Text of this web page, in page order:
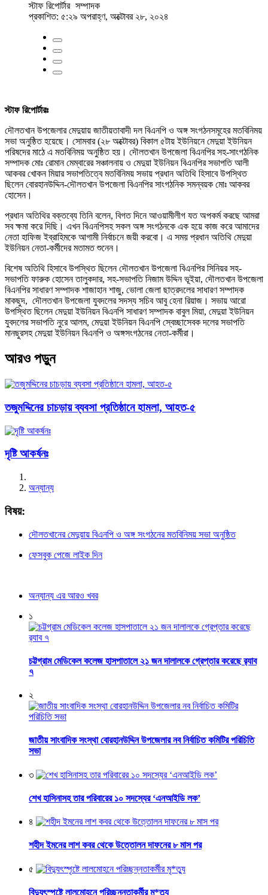
স্টাফ রিপোর্টার সম্পাদক
প্রকাশিত: ৫:২৯ অপরাহ্ণ, অক্টোবর ২৮, ২০২৪
স্টাফ রিপোর্টারঃ
দৌলতখান উপজেলার মেদুয়ায় জাতীয়তাবাদী দল বিএনপি ও অঙ্গ সংগঠনসমূহের মতবিনিময়
সভা অনুষ্ঠিত হয়েছে। সোমবার (২৮ অক্টোবর) বিকাল ৫টায় ইউনিয়নে মেদুয়া ইউনিয়ন
পরিষদের মাঠে এ মতবিনিময় অনুষ্ঠিত হয়। দৌলতখান উপজেলা বিএনপির সহ-সাংগঠনিক
সম্পাদক মোঃ রোমান মেম্বারের সঞ্চালনায় ও মেদুয়া ইউনিয়ন বিএনপির সভাপতি আলী
আকবর খোকন মিয়ার সভাপতিত্বে মতবিনিময় সভায় প্রধান অতিথি হিসাবে উপস্থিত
ছিলেন বোরহানউদ্দিন-দৌলতখান উপজেলা বিএনপির সাংগঠনিক সমন্বয়ক মোঃ আকবর
হোসেন।
প্রধান অতিথির বক্তব্যে তিনি বলেন, বিগত দিনে আওয়ামীলীগ যত অপকর্ম করছে আমরা
সব ক্ষমা করে দিছি। এখন বিএনপিসহ সকল অঙ্গ সংগঠনকে এক হয়ে কাজ করে আমাদের
নেতা হাফিজ ইব্রাহিমকে আগামী নির্বাচনে জয়ী করবো। এ সময় প্রধান অতিথি মেদুয়া
ইউনিয়ন নেতা-কর্মীদের মতামত শুনেন।
বিশেষ অতিথি হিসাবে উপস্থিত ছিলেন দৌলতখান উপজেলা বিএনপির সিনিয়র সহ-
সভাপতি ফারুক হোসেন তালুকদার, সহ-সভাপতি নিজাম উদ্দিন ভূইয়া, দৌলতখান উপজেলা
বিএনপির সাধারণ সম্পাদক শাজাহান শাজু, ভোলা জেলা ছাত্রদলের সাধারণ সম্পাদক
মাকছুদ, দৌলতখান উপজেলা যুবদলের সদস্য সচিব আবু হেনা রিয়াজ। সভায় আরো
উপস্থিত ছিলেন মেদুয়া ইউনিয়ন বিএনপি সাধারণ সম্পাদক বাবুল মিয়া, মেদুয়া ইউনিয়ন
যুবদলের সভাপতি নুরে আলম, মেদুয়া ইউনিয়ন বিএনপি স্বেচ্ছাসেবক দলের সভাপতি
মানছুরসহ মেদুয়া ইউনিয়ন বিএনপি ও অঙ্গসংগঠনের নেতা-কর্মীরা।
আরও পড়ুন
তজুমদ্দিনের চাচড়ায় ব্যবসা প্রতিষ্ঠানে হামলা, আহত-৫
দৃষ্টি আকর্ষনঃ
অন্যান্য
বিষয়:
দৌলতখানের মেদুয়ায় বিএনপি ও অঙ্গ সংগঠনের মতবিনিময় সভা অনুষ্ঠিত
ফেসবুক পেজে লাইক দিন
অন্যান্য এর আরও খবর
১
চট্টগ্রাম মেডিকেল কলেজ হাসপাতালে ২১ জন দালালকে গ্রেপ্তার করেছে র‌্যাব
৭
২
জাতীয় সাংবাদিক সংস্থা বোরহানউদ্দিন উপজেলার নব নির্বাচিত কমিটির পরিচিতি
সভা
৩
শেখ হাসিনাসহ তার পরিবারের ১০ সদস্যের ‘এনআইডি লক’
৪
শহীদ ইমনের লাশ কবর থেকে উত্তোলন দাফনের ৮ মাস পর
৫
বিদ্যুৎস্পৃষ্টে লালমোহনে পরিচ্ছন্নতাকর্মীর মৃ*ত্যু